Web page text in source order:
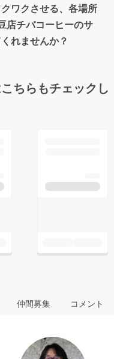
ワクさせる、各場所
店チバコーヒーのサ
れませんか？
ちらもチェックし
仲間募集 コメント